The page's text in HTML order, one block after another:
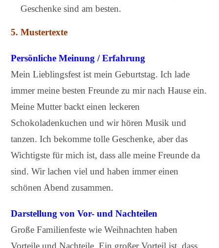
Geschenke sind am besten.
5.Mustertexte
Persönliche Meinung / Erfahrung
Mein Lieblingsfest ist mein Geburtstag. Ich lade
immer meine besten Freunde zu mir nach Hause ein.
Meine Mutter backt einen leckeren
Schokoladenkuchen und wir hören Musik und
tanzen. Ich bekomme tolle Geschenke, aber das
Wichtigste für mich ist, dass alle meine Freunde da
sind. Wir lachen viel und haben immer einen
schönen Abend zusammen.
Darstellung von Vor- und Nachteilen
Große Familienfeste wie Weihnachten haben
Vorteile und Nachteile. Ein großer Vorteil ist, dass